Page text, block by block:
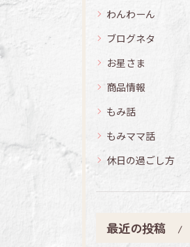
わんわーん
ブログネタ
お星さま
商品情報
もみ話
もみママ話
休日の過ごし方
最近の投稿